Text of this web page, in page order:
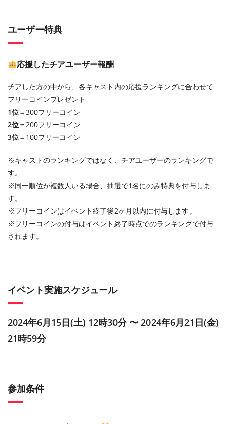
ユーザー特典
応援したチアユーザー報酬
チアした方の中から、各キャスト内の応援ランキングに合わせて
フリーコインプレゼント
1位＝300フリーコイン
2位＝200フリーコイン
3位＝100フリーコイン
※キャストのランキングではなく、チアユーザーのランキングで
す。
※同一順位が複数人いる場合、抽選で1名にのみ特典を付与しま
す。
※フリーコインはイベント終了後2ヶ月以内に付与します。
※フリーコインの付与はイベント終了時点でのランキングで付与
されます。
イベント実施スケジュール
2024年6月15日(土) 12時30分 〜 2024年6月21日(金)
21時59分
参加条件